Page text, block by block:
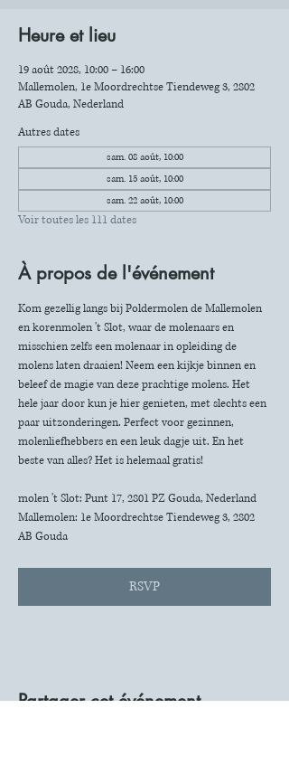
Heure et lieu
19 août 2028, 10:00 – 16:00
Mallemolen, 1e Moordrechtse Tiendeweg 3, 2802
AB Gouda, Nederland
Autres dates
sam. 08 août, 10:00
sam. 15 août, 10:00
sam. 22 août, 10:00
Voir toutes les 111 dates
À propos de l'événement
Kom gezellig langs bij Poldermolen de Mallemolen
en korenmolen 't Slot, waar de molenaars en
misschien zelfs een molenaar in opleiding de
molens laten draaien! Neem een kijkje binnen en
beleef de magie van deze prachtige molens. Het
hele jaar door kun je hier genieten, met slechts een
paar uitzonderingen. Perfect voor gezinnen,
molenliefhebbers en een leuk dagje uit. En het
beste van alles? Het is helemaal gratis!
molen 't Slot: Punt 17, 2801 PZ Gouda, Nederland
Mallemolen: 1e Moordrechtse Tiendeweg 3, 2802
AB Gouda
RSVP
Partager cet événement